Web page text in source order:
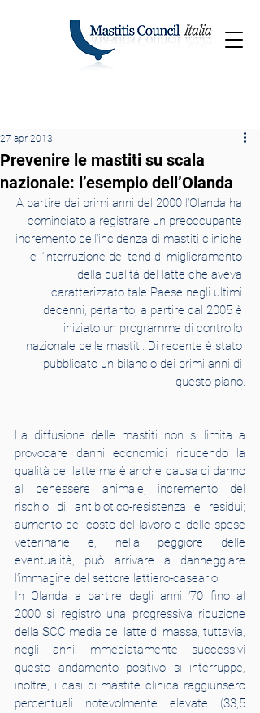
Prevenire le mastiti su scala
nazionale: l’esempio dell’Olanda
27 apr 2013
A partire dai primi anni del 2000 l’Olanda ha
cominciato a registrare un preoccupante
incremento dell’incidenza di mastiti cliniche
e l’interruzione del tend di miglioramento
della qualità del latte che aveva
caratterizzato tale Paese negli ultimi
decenni, pertanto, a partire dal 2005 è
iniziato un programma di controllo
nazionale delle mastiti. Di recente è stato
pubblicato un bilancio dei primi anni di
questo piano.
La diffusione delle mastiti non si limita a
provocare danni economici riducendo la
qualità del latte ma è anche causa di danno
al benessere animale; incremento del
rischio di antibiotico-resistenza e residui;
aumento del costo del lavoro e delle spese
veterinarie e, nella peggiore delle
eventualità, può arrivare a danneggiare
l’immagine del settore lattiero-caseario.
In Olanda a partire dagli anni ’70 fino al
2000 si registrò una progressiva riduzione
della SCC media del latte di massa, tuttavia,
negli anni immediatamente successivi
questo andamento positivo si interruppe,
inoltre, i casi di mastite clinica raggiunsero
percentuali notevolmente elevate (33,5